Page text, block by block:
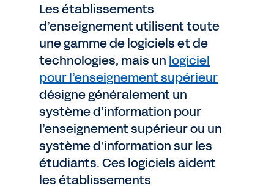
Les établissements
d’enseignement utilisent toute
une gamme de logiciels et de
technologies, mais un logiciel
pour l’enseignement supérieur
désigne généralement un
système d’information pour
l’enseignement supérieur ou un
système d’information sur les
étudiants. Ces logiciels aident
les établissements